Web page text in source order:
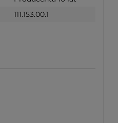
111.153.00.1